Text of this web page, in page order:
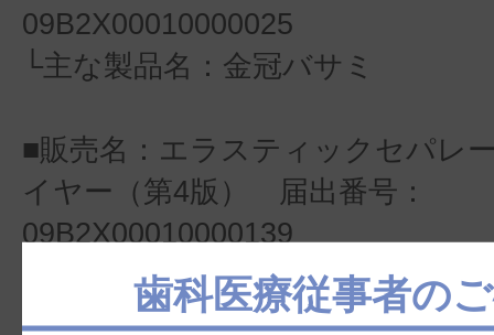
歯科医療従事者の
09B2X00010000025
└主な製品名：金冠バサミ
■販売名：エラスティックセパレ
イヤー（第4版） 届出番号：
09B2X00010000139
└主な製品名：エラスティックセ
グプライヤー